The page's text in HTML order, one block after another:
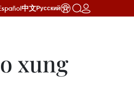
中文Русский
xung